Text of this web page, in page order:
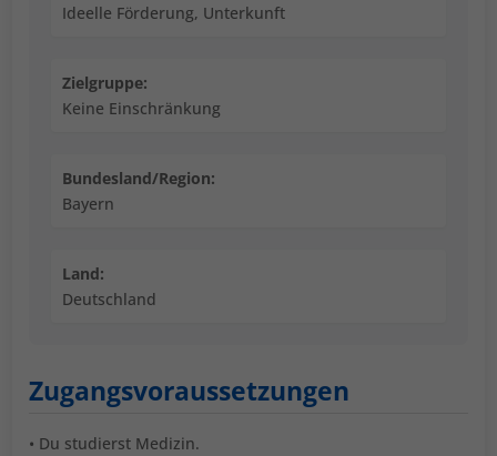
Ideelle Förderung, Unterkunft
Zielgruppe:
Keine Einschränkung
Bundesland/Region:
Bayern
Land:
Deutschland
Zugangsvoraussetzungen
• Du studierst Medizin.